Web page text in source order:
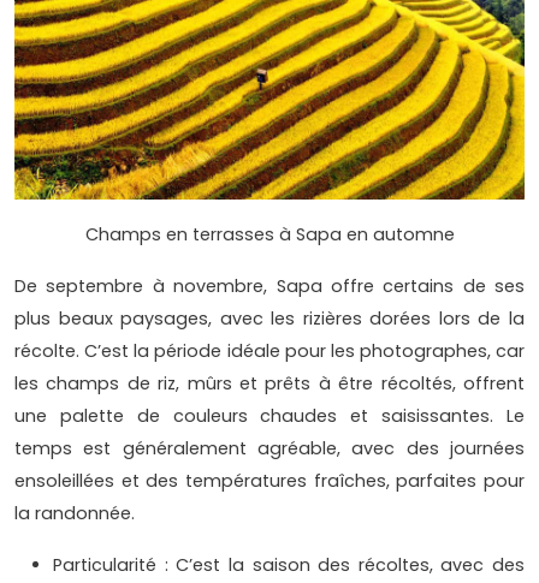
Champs en terrasses à Sapa en automne
De septembre à novembre, Sapa offre certains de ses
plus beaux paysages, avec les rizières dorées lors de la
récolte. C’est la période idéale pour les photographes, car
les champs de riz, mûrs et prêts à être récoltés, offrent
une palette de couleurs chaudes et saisissantes. Le
temps est généralement agréable, avec des journées
ensoleillées et des températures fraîches, parfaites pour
la randonnée.
Particularité : C’est la saison des récoltes, avec des